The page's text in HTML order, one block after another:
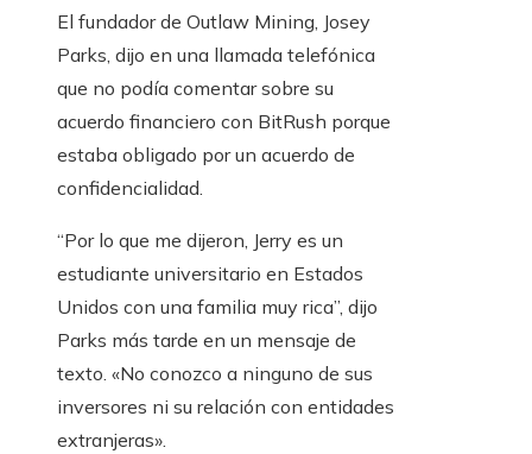
El fundador de Outlaw Mining, Josey
Parks, dijo en una llamada telefónica
que no podía comentar sobre su
acuerdo financiero con BitRush porque
estaba obligado por un acuerdo de
confidencialidad.
“Por lo que me dijeron, Jerry es un
estudiante universitario en Estados
Unidos con una familia muy rica”, dijo
Parks más tarde en un mensaje de
texto. «No conozco a ninguno de sus
inversores ni su relación con entidades
extranjeras».